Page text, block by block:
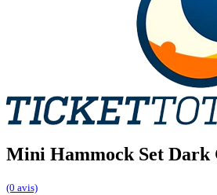
Mini Hammock Set Dark
(0 avis)